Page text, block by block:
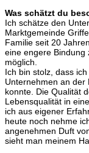
Was schätzt du
Ich schätze den
Marktgemeinde
Familie seit 20
eine engere Bindung
möglich.
Ich bin stolz, dass
Unternehmen an der
konnte. Die Qualität
Lebensqualität in
ich aus eigener
heute noch nehme
angenehmen Duft
sieht man meinem